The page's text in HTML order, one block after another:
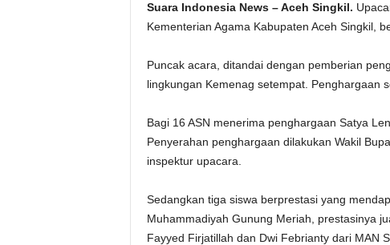
Suara Indonesia News – Aceh Singkil.
Kementerian Agama Kabupaten Aceh Singkil,
Puncak acara, ditandai dengan pemberian
lingkungan Kemenag setempat. Penghargaan
Bagi 16 ASN menerima penghargaan Satya
Penyerahan penghargaan dilakukan Wakil
inspektur upacara.
Sedangkan tiga siswa berprestasi yang
Muhammadiyah Gunung Meriah, prestasinya
Fayyed Firjatillah dan Dwi Febrianty dari MAN